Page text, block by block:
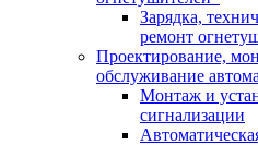
Зарядка,
ремонт
Проектирование,
обслуживание
Монтаж и
сигнализации